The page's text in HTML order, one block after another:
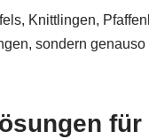
Knittlingen,
sondern